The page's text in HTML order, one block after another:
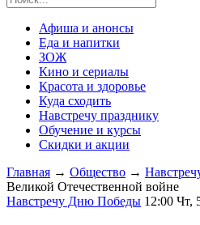
Афиша и анонсы
Еда и напитки
ЗОЖ
Кино и сериалы
Красота и здоровье
Куда сходить
Навстречу празднику
Обучение и курсы
Скидки и акции
Главная → Общество →
Великой Отечественной войне
Навстречу Дню Победы 12:00 Чт,